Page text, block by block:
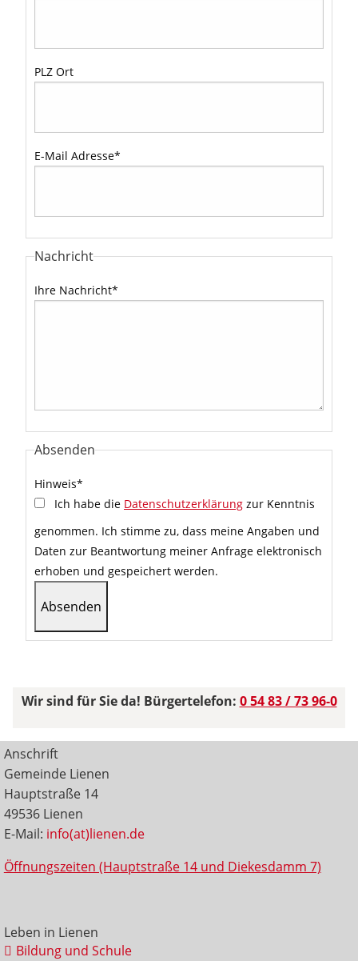
PLZ Ort
E-Mail Adresse*
Nachricht
Ihre Nachricht*
Absenden
Hinweis*
Ich habe die Datenschutzerklärung zur Kenntnis
genommen. Ich stimme zu, dass meine Angaben und
Daten zur Beantwortung meiner Anfrage elektronisch
erhoben und gespeichert werden.
Wir sind für Sie da! Bürgertelefon: 0 54 83 / 73 96-0
Anschrift
Gemeinde Lienen
Hauptstraße 14
49536 Lienen
E-Mail: info(at)lienen.de
Öffnungszeiten (Hauptstraße 14 und Diekesdamm 7)
Leben in Lienen
Bildung und Schule